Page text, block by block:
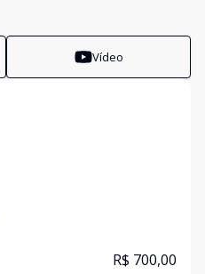
Vídeo
R$ 700,00